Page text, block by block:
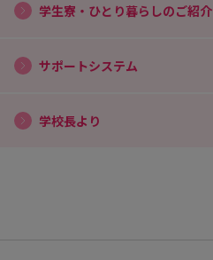
学生寮・ひとり暮らしのご紹介
サポートシステム
学校長より